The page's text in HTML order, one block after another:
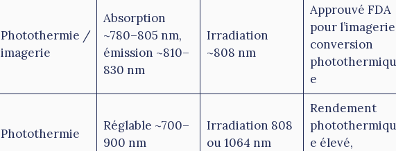
Photothermie /
imagerie
Absorption
~780–805 nm,
émission ~810–
830 nm
Irradiation
~808 nm
Approuvé FDA
pour
conversion
photothermiqu
e
Photothermie
Réglable ~700–
900 nm
Irradiation 808
ou 1064 nm
Rendement
photothermiqu
e élevé,